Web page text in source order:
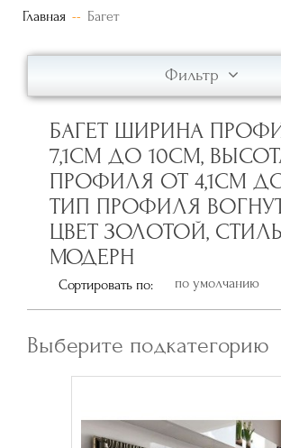
Главная Багет
Фильтр
БАГЕТ ШИРИНА
7,1СМ ДО 10СМ,
ПРОФИЛЯ ОТ 4,1СМ
ТИП ПРОФИЛЯ
ЦВЕТ ЗОЛОТОЙ, СТИЛЬ
МОДЕРН
Сортировать по:
Выберите подкатегорию